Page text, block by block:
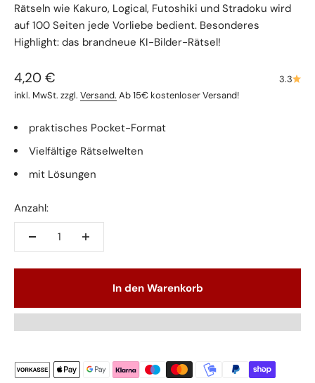
Rätseln wie Kakuro, Logical, Futoshiki und Stradoku wird
auf 100 Seiten jede Vorliebe bedient. Besonderes
Highlight: das brandneue KI-Bilder-Rätsel!
Angebot
4,20 €
3.3
inkl. MwSt. zzgl. Versand. Ab 15€ kostenloser Versand!
praktisches Pocket-Format
Vielfältige Rätselwelten
mit Lösungen
Anzahl:
In den Warenkorb